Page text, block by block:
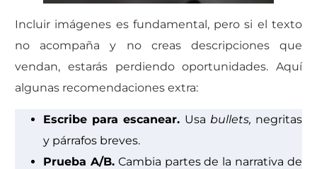
Incluir imágenes es fundamental, pero si el texto
no acompaña y no creas descripciones que
vendan, estarás perdiendo oportunidades. Aquí
algunas recomendaciones extra:
Escribe para escanear. Usa bullets, negritas
y párrafos breves.
Prueba A/B.Cambia partes de la narrativa de